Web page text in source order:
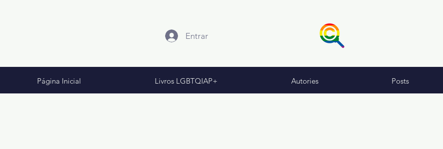
Entrar
Página Inicial Livros LGBTQIAP+ Autories Posts